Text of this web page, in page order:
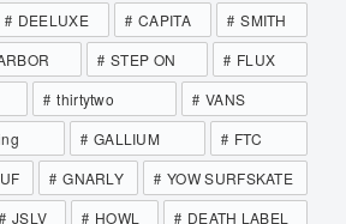
DEELUXE CAPITA
SMITH
STEP ON
FLUX
thirtytwo
VANS
GALLIUM
FTC
GNARLY
YOW SURFSKATE
JSLV HOWL
DEATH LABEL